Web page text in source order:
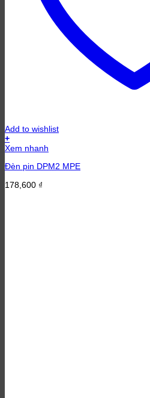
Add to wishlist
+
Xem nhanh
Đèn pin DPM2 MPE
178,600 ₫